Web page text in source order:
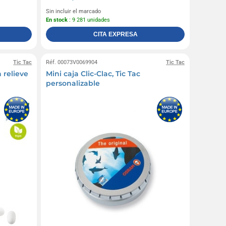
Sin incluir el marcado
En stock : 9 281 unidades
CITA EXPRESA
Tic Tac
relieve
Tic Tac
Réf. 00073V0069904
Mini caja Clic-Clac, Tic Tac
personalizable